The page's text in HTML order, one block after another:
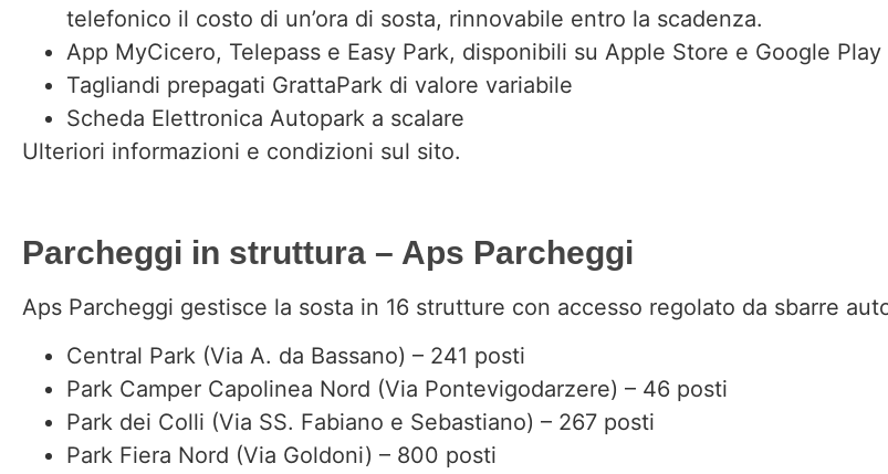
telefonico il costo di un’ora di sosta, rinnovabile entro la scadenza.
App MyCicero, Telepass e Easy Park, disponibili su Apple Store e Google Play
Tagliandi prepagati GrattaPark di valore variabile
Scheda Elettronica Autopark a scalare
Ulteriori informazioni e condizioni sul sito.
Parcheggi in struttura – Aps Parcheggi
Aps Parcheggi gestisce la sosta in 16 strutture con accesso regolato da sbarre
Central Park (Via A. da Bassano) – 241 posti
Park Camper Capolinea Nord (Via Pontevigodarzere) – 46 posti
Park dei Colli (Via SS. Fabiano e Sebastiano) – 267 posti
Park Fiera Nord (Via Goldoni) – 800 posti